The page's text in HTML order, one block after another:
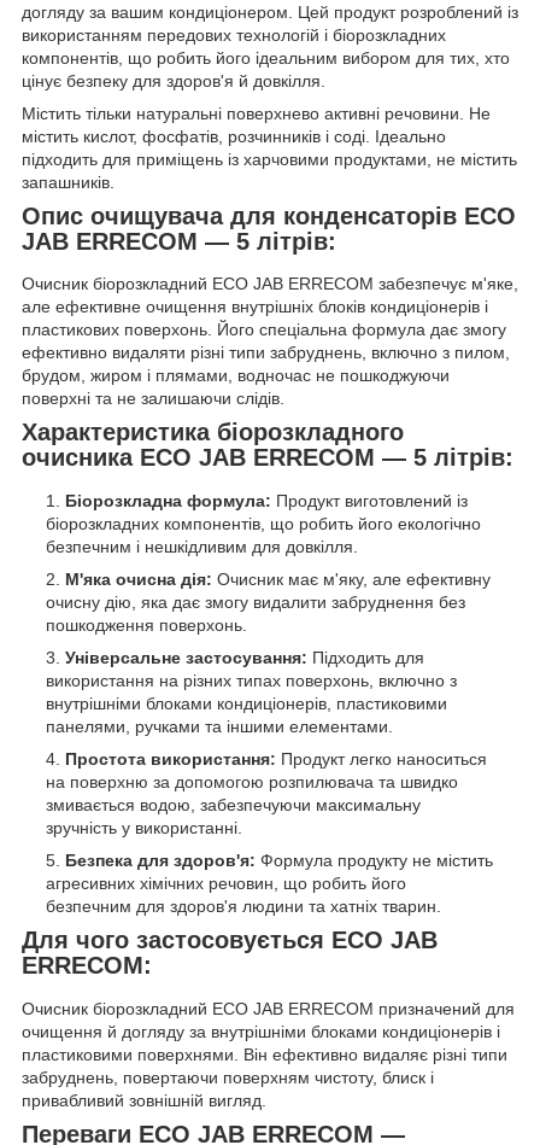
догляду за вашим кондиціонером. Цей продукт розроблений із
використанням передових технологій і біорозкладних
компонентів, що робить його ідеальним вибором для тих, хто
цінує безпеку для здоров'я й довкілля.
Містить тільки натуральні поверхнево активні речовини. Не
містить кислот, фосфатів, розчинників і соді. Ідеально
підходить для приміщень із харчовими продуктами, не містить
запашників.
Опис очищувача для конденсаторів ECO
JAB ERRECOM — 5 літрів:
Очисник біорозкладний ECO JAB ERRECOM забезпечує м'яке,
але ефективне очищення внутрішніх блоків кондиціонерів і
пластикових поверхонь. Його спеціальна формула дає змогу
ефективно видаляти різні типи забруднень, включно з пилом,
брудом, жиром і плямами, водночас не пошкоджуючи
поверхні та не залишаючи слідів.
Характеристика біорозкладного
очисника ECO JAB ERRECOM — 5 літрів:
Біорозкладна формула: Продукт виготовлений із
біорозкладних компонентів, що робить його екологічно
безпечним і нешкідливим для довкілля.
М'яка очисна дія: Очисник має м'яку, але ефективну
очисну дію, яка дає змогу видалити забруднення без
пошкодження поверхонь.
Універсальне застосування: Підходить для
використання на різних типах поверхонь, включно з
внутрішніми блоками кондиціонерів, пластиковими
панелями, ручками та іншими елементами.
Простота використання: Продукт легко наноситься
на поверхню за допомогою розпилювача та швидко
змивається водою, забезпечуючи максимальну
зручність у використанні.
Безпека для здоров'я: Формула продукту не містить
агресивних хімічних речовин, що робить його
безпечним для здоров'я людини та хатніх тварин.
Для чого застосовується ECO JAB
ERRECOM:
Очисник біорозкладний ECO JAB ERRECOM призначений для
очищення й догляду за внутрішніми блоками кондиціонерів і
пластиковими поверхнями. Він ефективно видаляє різні типи
забруднень, повертаючи поверхням чистоту, блиск і
привабливий зовнішній вигляд.
Переваги ECO JAB ERRECOM —